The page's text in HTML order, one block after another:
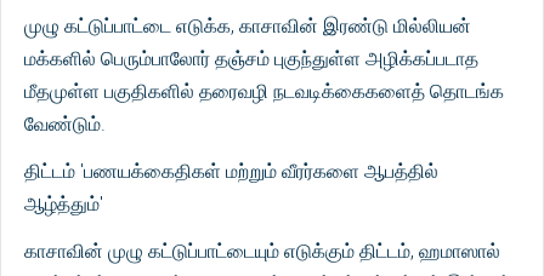
முழு கட்டுப்பாட்டை எடுக்க, காசாவின் இரண்டு மில்லியன்
மக்களில் பெரும்பாலோர் தஞ்சம் புகுந்துள்ள அழிக்கப்படாத
மீதமுள்ள பகுதிகளில் தரைவழி நடவடிக்கைகளைத் தொடங்க
வேண்டும்.
திட்டம் 'பணயக்கைதிகள் மற்றும் வீரர்களை ஆபத்தில்
ஆழ்த்தும்'
காசாவின் முழு கட்டுப்பாட்டையும் எடுக்கும் திட்டம், ஹமாஸால்